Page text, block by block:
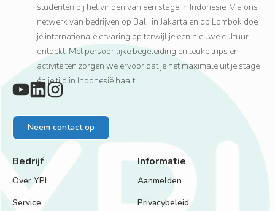
studenten bij het vinden van een stage in Indonesië. Via ons
netwerk van bedrijven op Bali, in Jakarta en op Lombok doe
je internationale ervaring op terwijl je een nieuwe cultuur
ontdekt. Met persoonlijke begeleiding en leuke trips en
activiteiten zorgen we ervoor dat je het maximale uit je stage
én je tijd in Indonesië haalt.
Neem contact op
Bedrijf
Over YPI
Service
Informatie
Aanmelden
Privacybeleid